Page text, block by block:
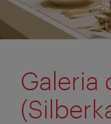
Galeria